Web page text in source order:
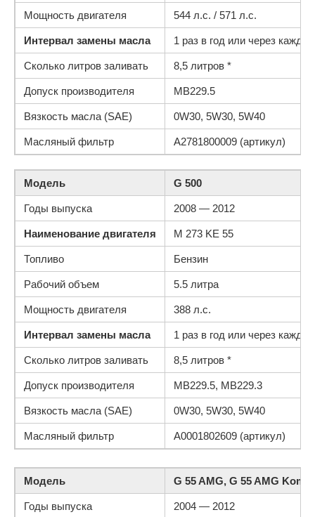
Мощность двигателя 544 л.с. / 571 л.с.
Интервал замены масла 1 раз в год или через
Сколько литров заливать 8,5 литров *
Допуск производителя MB229.5
Вязкость масла (SAE) 0W30, 5W30, 5W40
Масляный фильтр A2781800009 (артикул)
Модель G 500
Годы выпуска 2008 — 2012
Наименование двигателя M 273 KE 55
Топливо Бензин
Рабочий объем 5.5 литра
Мощность двигателя 388 л.с.
Интервал замены масла 1 раз в год или через
Сколько литров заливать 8,5 литров *
Допуск производителя MB229.5, MB229.3
Вязкость масла (SAE) 0W30, 5W30, 5W40
Масляный фильтр A0001802609 (артикул)
Модель G 55 AMG, G 55 AMG
Годы выпуска 2004 — 2012